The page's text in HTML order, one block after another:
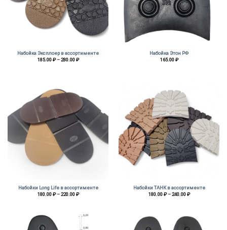
Набойка Эксплоер в ассортименте
185.00₽ – 280.00₽Диапазон
Набойка Этон РФ
165.00₽
Набойки Long Life в ассортименте
180.00₽ – 220.00₽Диапазон
Набойки ТАНК в ассортименте
180.00₽ – 240.00₽Диапазон